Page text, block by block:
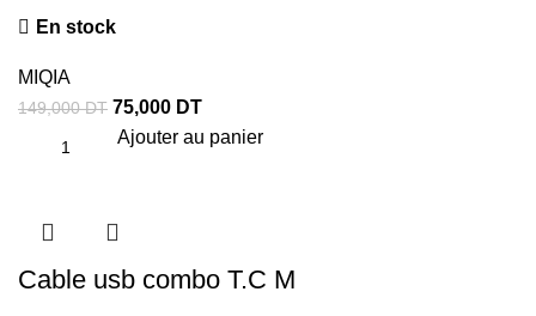
En stock
MIQIA
149,000DT 75,000 DT
Ajouter au panier
Cable usb combo T.C M